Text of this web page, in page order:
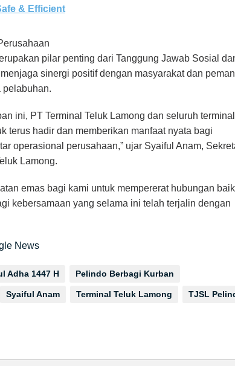
& Efficient
pilar penting dari Tanggung Jawab Sosial
sinergi positif dengan masyarakat dan
pelabuhan.
ini, PT Terminal Teluk Lamong dan seluruh
terus hadir dan memberikan manfaat nyata bagi
operasional perusahaan,” ujar Syaiful Anam,
Lamong.
emas bagi kami untuk mempererat hubungan
kebersamaan yang selama ini telah terjalin dengan
News
Adha 1447 H Pelindo Berbagi Kurban
Syaiful Anam Terminal Teluk Lamong TJSL